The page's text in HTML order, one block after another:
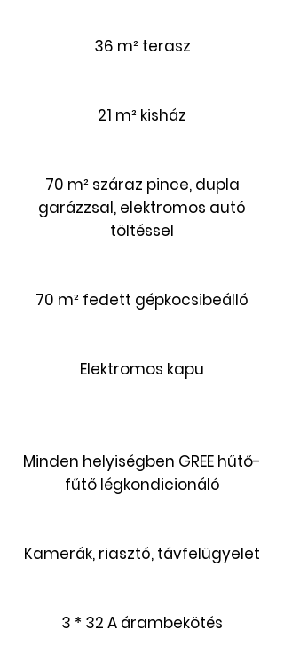
36 m² terasz
21 m² kisház
70 m² száraz pince, dupla
garázzsal, elektromos autó
töltéssel
70 m² fedett gépkocsibeálló
Elektromos kapu
Minden helyiségben GREE hűtő-
fűtő légkondicionáló
Kamerák, riasztó, távfelügyelet
3 * 32 A árambekötés